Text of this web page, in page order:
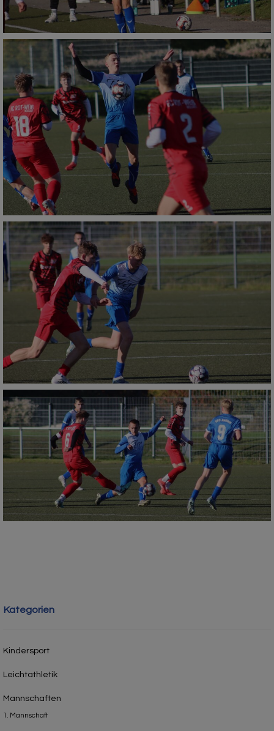
Kategorien
Kindersport
Leichtathletik
Mannschaften
1. Mannschaft